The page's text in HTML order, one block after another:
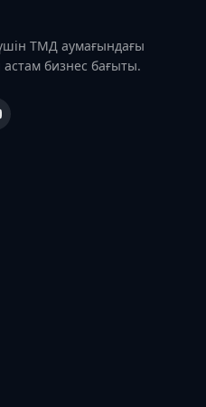
ТМД аумағындағы
бизнес бағыты.